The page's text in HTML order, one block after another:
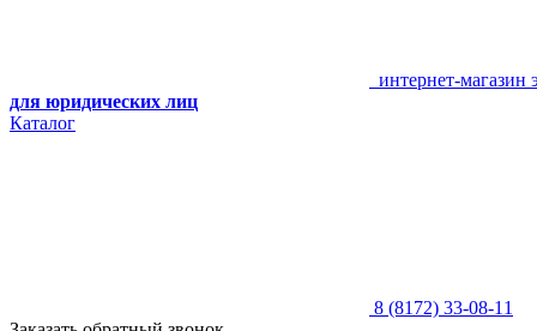
интернет-магазин
для юридических лиц
Каталог
8 (8172) 33-08-11